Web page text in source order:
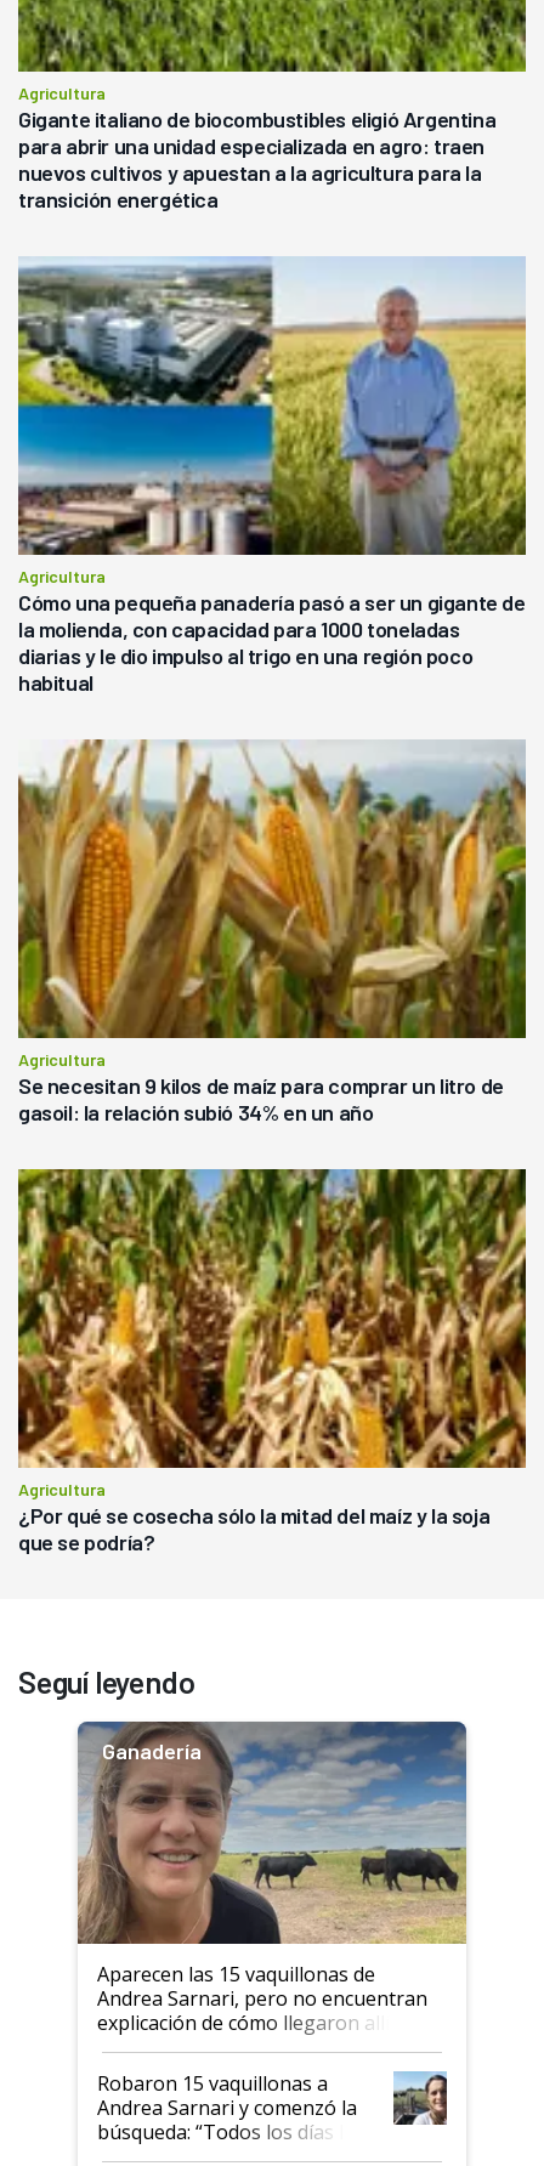
Agricultura
Gigante italiano de biocombustibles eligió Argentina
para abrir una unidad especializada en agro: traen
nuevos cultivos y apuestan a la agricultura para la
transición energética
Agricultura
Cómo una pequeña panadería pasó a ser un gigante de
la molienda, con capacidad para 1000 toneladas
diarias y le dio impulso al trigo en una región poco
habitual
Agricultura
Se necesitan 9 kilos de maíz para comprar un litro de
gasoil: la relación subió 34% en un año
Agricultura
¿Por qué se cosecha sólo la mitad del maíz y la soja
que se podría?
Seguí leyendo
Ganadería
Aparecen las 15 vaquillonas de
Andrea Sarnari, pero no encuentran
explicación de cómo llegaron allí
Robaron 15 vaquillonas a
Andrea Sarnari y comenzó la
búsqueda: “Todos los días le
toca a algún productor”